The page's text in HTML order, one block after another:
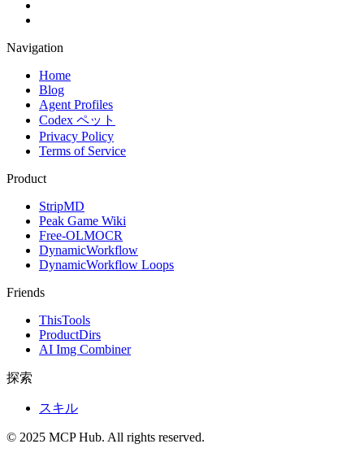
Navigation
Home
Blog
Agent Profiles
Codex ペット
Privacy Policy
Terms of Service
Product
StripMD
Peak Game Wiki
Free-OLMOCR
DynamicWorkflow
DynamicWorkflow Loops
Friends
ThisTools
ProductDirs
AI Img Combiner
探索
スキル
© 2025 MCP Hub. All rights reserved.